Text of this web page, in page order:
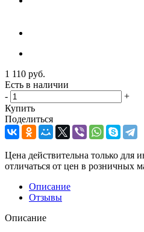
1 110 руб.
Есть в наличии
-
+
Купить
Поделиться
Цена действительна только для
отличаться от цен в розничных
Описание
Отзывы
Описание